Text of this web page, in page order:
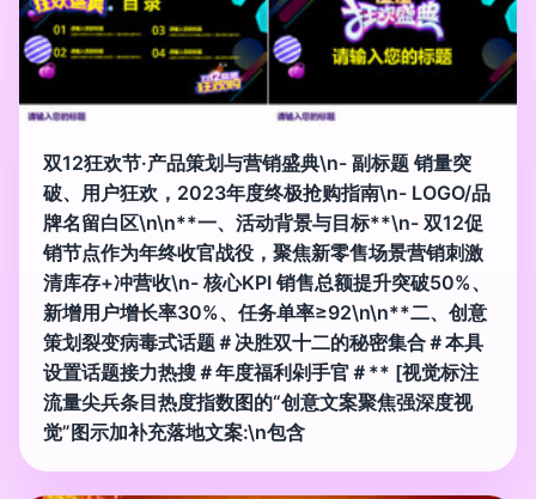
双12狂欢节·产品策划与营销盛典\n- 副标题 销量突
破、用户狂欢，2023年度终极抢购指南\n- LOGO/品
牌名留白区\n\n**一、活动背景与目标**\n- 双12促
销节点作为年终收官战役，聚焦新零售场景营销刺激
清库存+冲营收\n- 核心KPI 销售总额提升突破50%、
新增用户增长率30%、任务单率≥92\n\n**二、创意
策划裂变病毒式话题＃决胜双十二的秘密集合＃本具
设置话题接力热搜＃年度福利剁手官＃** [视觉标注
流量尖兵条目热度指数图的“创意文案聚焦强深度视
觉”图示加补充落地文案:\n包含